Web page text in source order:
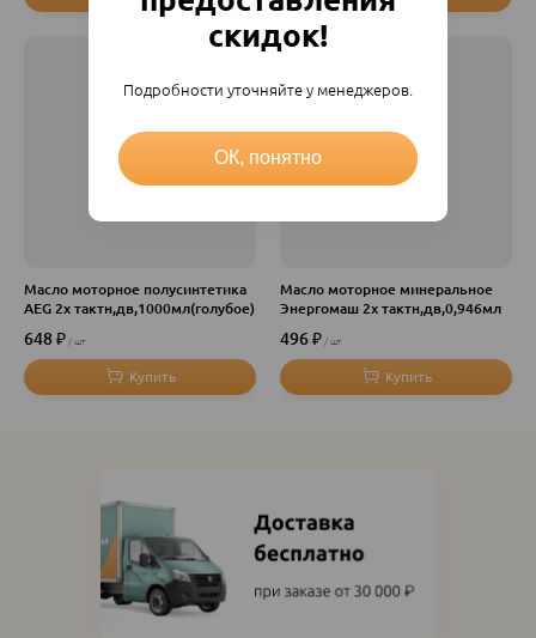
Масло моторное полусинтетика
AEG 2х тактн,дв,1000мл(голубое)
648₽ шт
Масло моторное минеральное
Энергомаш 2х тактн,дв,0,946мл
496₽ шт
скидок!
Подробности уточняйте у менеджеров.
ОК, понятно